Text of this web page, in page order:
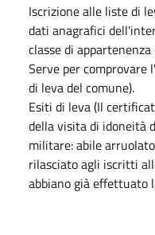
Iscrizione alle liste di
dati anagrafici
classe di
Serve per
di leva del comune).
Esiti di leva (Il
della visita di idoneità
militare: abile
rilasciato agli iscritti
abbiano già effettuato